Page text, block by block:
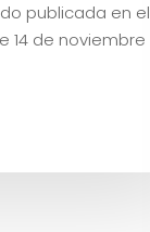
publicada en el
14 de noviembre